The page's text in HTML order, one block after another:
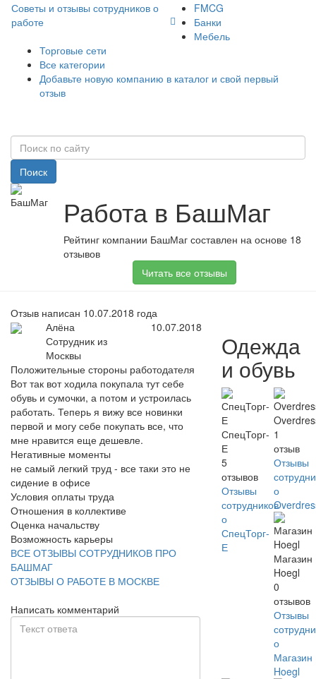
Советы и отзывы сотрудников о
работе
FMCG
Банки
Мебель
Торговые сети
Все категории
Добавьте новую компанию в каталог и свой первый
отзыв
Поиск
Работа в БашМаг
Рейтинг компании БашМаг составлен на основе 18
отзывов
Читать все отзывы
Отзыв написан 10.07.2018 года
Алёна
Сотрудник из
Москвы
10.07.2018
Положительные стороны работодателя
Вот так вот ходила покупала тут себе
обувь и сумочки, а потом и устроилась
работать. Теперь я вижу все новинки
первой и могу себе покупать все, что
мне нравится еще дешевле.
Негативные моменты
не самый легкий труд - все таки это не
сидение в офисе
Условия оплаты труда
Отношения в коллективе
Оценка начальству
Возможность карьеры
ВСЕ ОТЗЫВЫ СОТРУДНИКОВ ПРО
БАШМАГ
ОТЗЫВЫ О РАБОТЕ В МОСКВЕ
Написать комментарий
Одежда
и обувь
СпецТорг-
Е
5
отзывов
Отзывы
сотрудников
о
СпецТорг-
Е
1
отзыв
Отзывы
о
Магазин
Hoegl
0
отзывов
Отзывы
о
Магазин
Hoegl